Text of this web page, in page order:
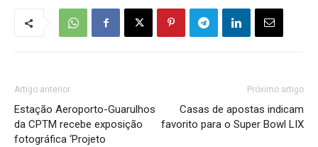
Artigo anterior
Estação Aeroporto-Guarulhos
da CPTM recebe exposição
fotográfica ‘Projeto
Próximo artigo
Casas de apostas indicam
favorito para o Super Bowl LIX